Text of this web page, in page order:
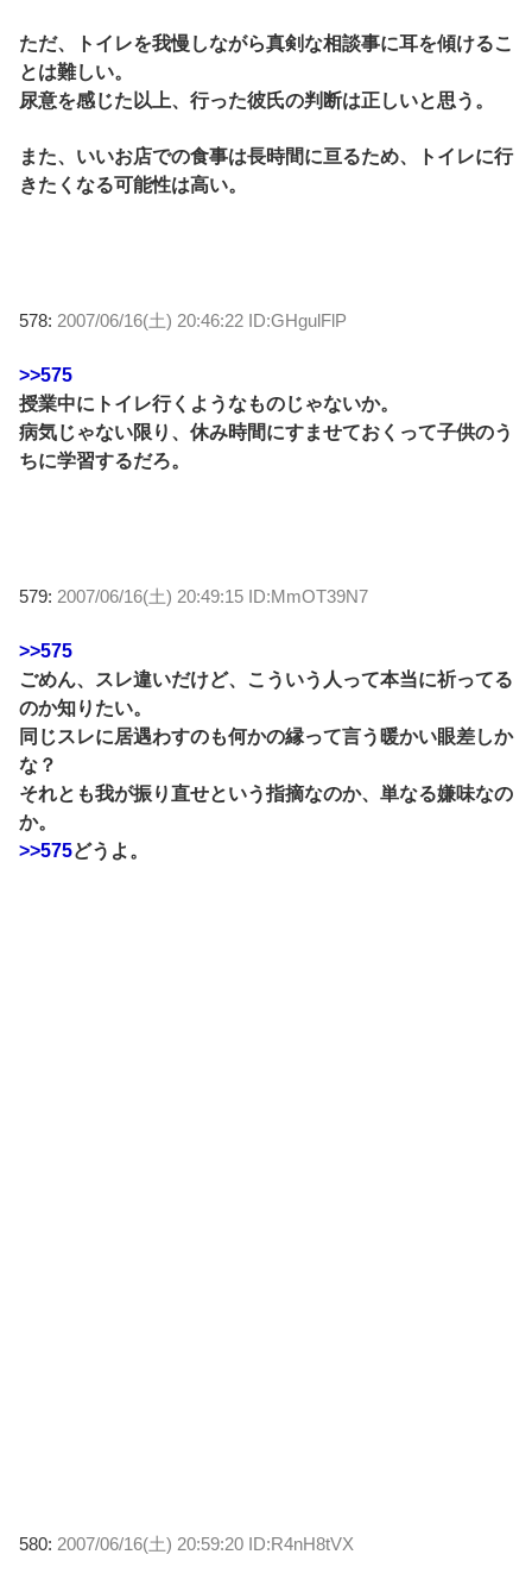
ただ、トイレを我慢しながら真剣な相談事に耳を傾けるこ
とは難しい。
尿意を感じた以上、行った彼氏の判断は正しいと思う。
また、いいお店での食事は長時間に亘るため、トイレに行
きたくなる可能性は高い。
578: 2007/06/16(土) 20:46:22 ID:GHgulFlP
>>575
授業中にトイレ行くようなものじゃないか。
病気じゃない限り、休み時間にすませておくって子供のう
ちに学習するだろ。
579: 2007/06/16(土) 20:49:15 ID:MmOT39N7
>>575
ごめん、スレ違いだけど、こういう人って本当に祈ってる
のか知りたい。
同じスレに居遇わすのも何かの縁って言う暖かい眼差しか
な？
それとも我が振り直せという指摘なのか、単なる嫌味なの
か。
>>575どうよ。
580: 2007/06/16(土) 20:59:20 ID:R4nH8tVX